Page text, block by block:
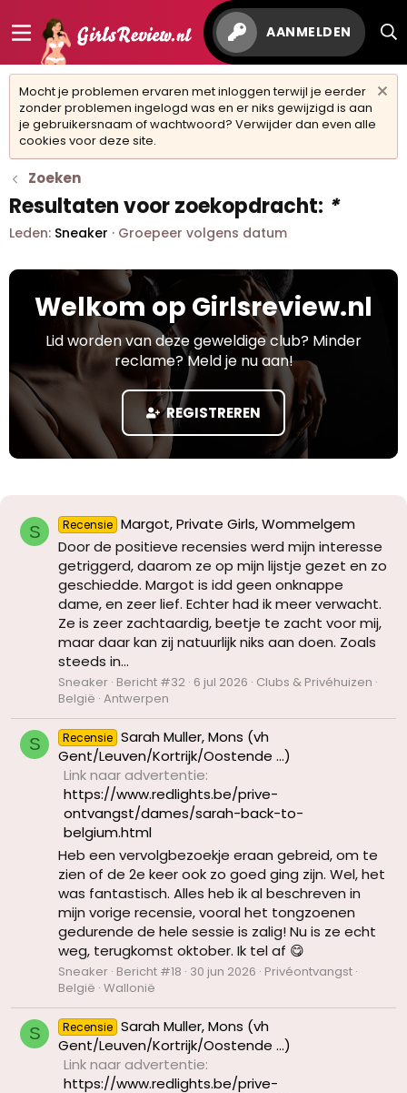
AANMELDEN
Mocht je problemen ervaren met inloggen terwijl je eerder
zonder problemen ingelogd was en er niks gewijzigd is aan
je gebruikersnaam of wachtwoord? Verwijder dan even alle
cookies voor deze site.
Zoeken
Resultaten voor zoekopdracht: *
Leden: Sneaker Groepeer volgens datum
Welkom op Girlsreview.nl
Lid worden van deze geweldige club? Minder
reclame? Meld je nu aan!
REGISTREREN
S Recensie Margot, Private Girls, Wommelgem
Door de positieve recensies werd mijn interesse
getriggerd, daarom ze op mijn lijstje gezet en zo
geschiedde. Margot is idd geen onknappe
dame, en zeer lief. Echter had ik meer verwacht.
Ze is zeer zachtaardig, beetje te zacht voor mij,
maar daar kan zij natuurlijk niks aan doen. Zoals
steeds in...
Sneaker Bericht #32 6 jul 2026 Clubs & Privéhuizen
België Antwerpen
S Recensie Sarah Muller, Mons (vh
Gent/Leuven/Kortrijk/Oostende ...)
Link naar advertentie
https://www.redlights.be/prive-
ontvangst/dames/sarah-back-to-
belgium.html
Heb een vervolgbezoekje eraan gebreid, om te
zien of de 2e keer ook zo goed ging zijn. Wel, het
was fantastisch. Alles heb ik al beschreven in
mijn vorige recensie, vooral het tongzoenen
gedurende de hele sessie is zalig! Nu is ze echt
weg, terugkomst oktober. Ik tel af 😋
Sneaker Bericht #18 30 jun 2026 Privéontvangst
België Wallonië
S Recensie Sarah Muller, Mons (vh
Gent/Leuven/Kortrijk/Oostende ...)
Link naar advertentie
https://www.redlights.be/prive-